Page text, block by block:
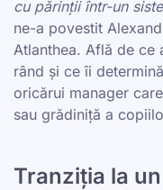
cu părinții într-un
ne-a povestit
Atlanthea. Află de ce
rând și ce îi
oricărui manager
sau grădiniță a
Tranziția la